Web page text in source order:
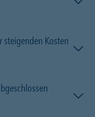
steigenden Kosten